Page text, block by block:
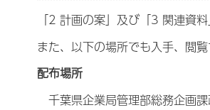
「2 計画の案」及び「3 関連資
また、以下の場所でも入手、閲覧
配布場所
千葉県企業局管理部総務企画